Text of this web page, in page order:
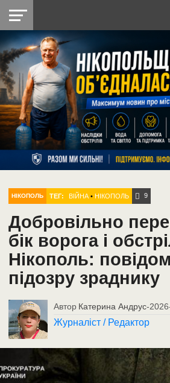
НІКОПОЛЬ
РАЙОН
СІЧЕСЛАВСЬКА
УКРАЇНА
РЕТРО
НІКОПОЛЬ
ЛАЙТ
УКРАЇНА
ДОПОМОГА
РАДІО
НІКОПОЛЬ ТЕГ: ВІЙНА •НІКОПОЛЬ 9
Добровільно
бік ворога і
Нікополь:
підозру зраднику
Автор Катерина Андрус-
Журналіст / Редактор